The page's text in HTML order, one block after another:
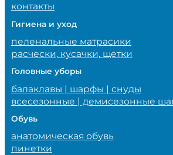
контакты
Гигиена и уход
пеленальные матрасики
расчески, кусачки, щетки
Головные уборы
балаклавы | шарфы | снуды
всесезонные | демисезонные
Обувь
анатомическая обувь
пинетки